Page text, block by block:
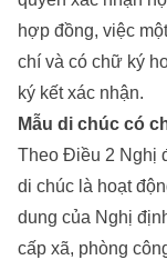
hợp đồng, việc
chí và có chữ ký
ký kết xác nhận.
Mẫu di chúc có
Theo Điều 2 Nghị
di chúc là hoạt
dung của Nghị
cấp xã, phòng